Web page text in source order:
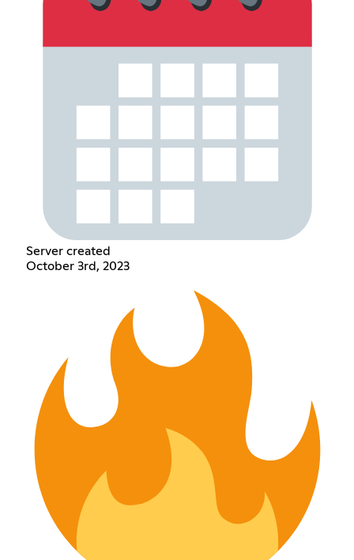
Server created
October 3rd, 2023